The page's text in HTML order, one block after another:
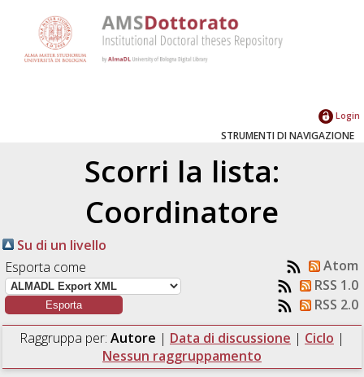
Login
STRUMENTI DI NAVIGAZIONE
Scorri la lista:
Coordinatore
Su di un livello
Esporta come
Atom
RSS 1.0
RSS 2.0
Raggruppa per: Autore | Data di discussione | Ciclo |
Nessun raggruppamento